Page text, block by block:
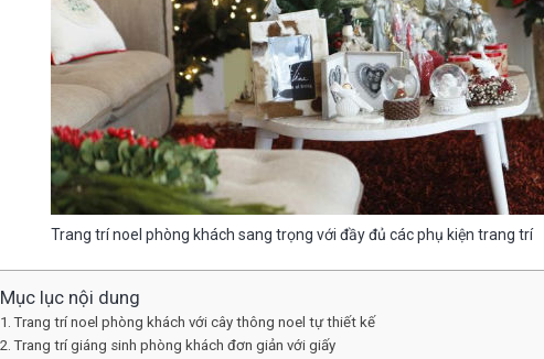
Trang trí noel phòng khách sang trọng với đầy đủ các phụ kiện trang trí
Mục lục nội dung
Trang trí noel phòng khách với cây thông noel tự thiết kế
Trang trí giáng sinh phòng khách đơn giản với giấy